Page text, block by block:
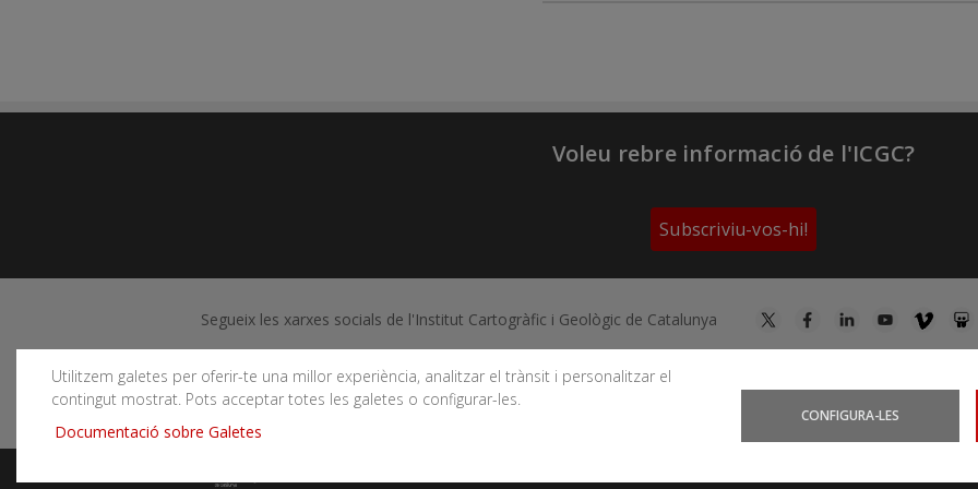
Utilitzem galetes per oferir-te una millor experiència, analitzar el trànsit i personalitzar el
contingut mostrat. Pots acceptar totes les galetes o configurar-les.
Documentació sobre Galetes
CONFIGURA-LES
Voleu rebre informació de l'ICGC?
Subscriviu-vos-hi!
Segueix les xarxes socials de l'Institut Cartogràfic i Geològic de Catalunya
Podeu subscriure-us als fils RSS